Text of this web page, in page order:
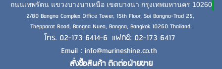
ถนนเทพรัตน แขวงบางนาเหนือ เขตบางนา กรุงเทพมหานคร 10260
2/80 Bangna Complex Office Tower, 15th Floor, Soi Bangna-Trad 25,
Thepparat Road, Bangna Nuea, Bangna, Bangkok 10260 Thailand.
โทร. 02-173 6414-6 แฟกซ์: 02-173 6417
Email : info@marineshine.co.th
สั่งซื้อสินค้า ติดต่อฝ่ายขาย